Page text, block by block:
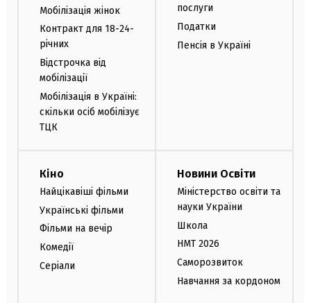
Мобілізація жінок
Контракт для 18-24-
річних
Відстрочка від
мобілізації
Мобілізація в Україні:
скільки осіб мобілізує
ТЦК
послуги
Податки
Пенсія в Україні
Кіно
Найцікавіші фільми
Українські фільми
Фільми на вечір
Комедії
Серіали
Новини Освіти
Міністерство освіти та
науки України
Школа
НМТ 2026
Саморозвиток
Навчання за кордоном